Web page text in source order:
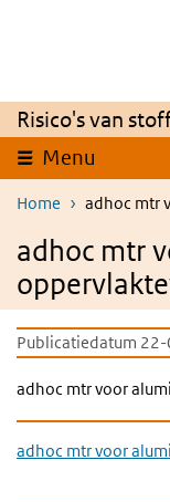
Overslaan en naar de
Risico's van
Menu
Home adhoc mtr
adhoc mtr
Publicatiedatum
adhoc mtr voor
adhoc mtr voor